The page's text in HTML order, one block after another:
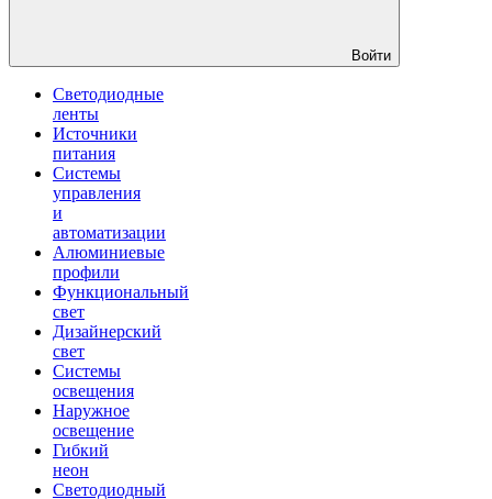
Войти
Светодиодные
ленты
Источники
питания
Системы
управления
и
автоматизации
Алюминиевые
профили
Функциональный
свет
Дизайнерский
свет
Системы
освещения
Наружное
освещение
Гибкий
неон
Светодиодный